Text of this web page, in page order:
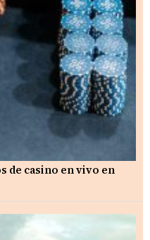
de casino en vivo en